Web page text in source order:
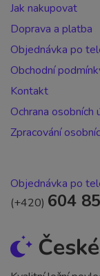
Jak nakupovat
Doprava a platba
Objednávka po
Obchodní
Kontakt
Ochrana osobních
Zpracování
Objednávka po
(+420) 604
České